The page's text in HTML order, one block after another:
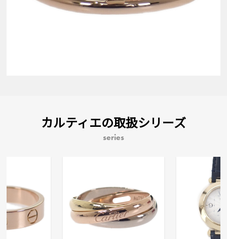
カルティエの取扱シリーズ
series